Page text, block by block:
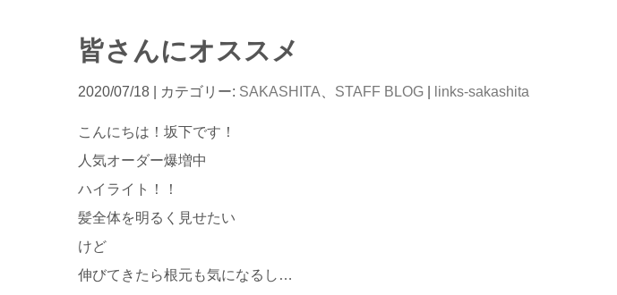
皆さんにオススメ
2020/07/18 | カテゴリー: SAKASHITA STAFF BLOG links-sakashita
こんにちは！坂下です！
人気オーダー爆増中
ハイライト！！
髪全体を明るく見せたい
けど
伸びてきたら根元も気になるし…